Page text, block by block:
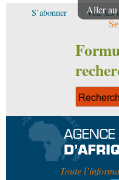
Aller
S’abonner Voir les
Toute